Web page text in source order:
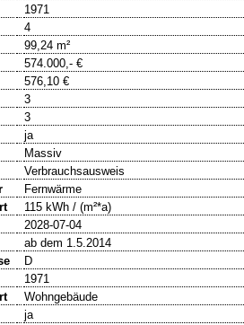
1971
4
99,24 m²
574.000,- €
576,10 €
3
3
ja
Massiv
Verbrauchsausweis
Fernwärme
115 kWh / (m²*a)
2028-07-04
ab dem 1.5.2014
D
1971
Wohngebäude
ja